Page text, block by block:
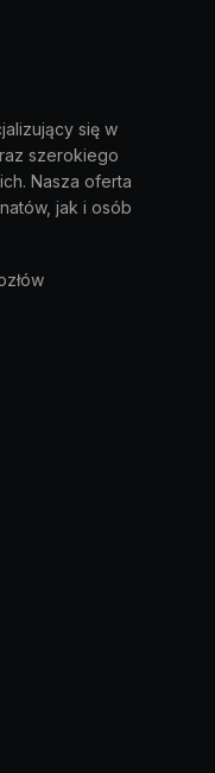
się w
szerokiego
Nasza oferta
jak i osób